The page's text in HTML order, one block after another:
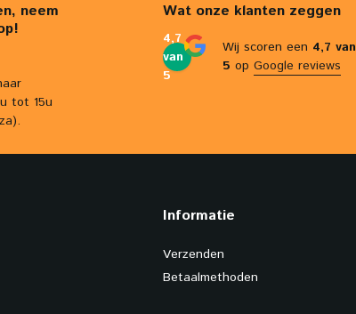
neem
tot 15u
Wat onze klanten zeggen
4,7
van
5
Wij scoren een 4,7 van
5 op Google reviews
Informatie
Verzenden
Betaalmethoden